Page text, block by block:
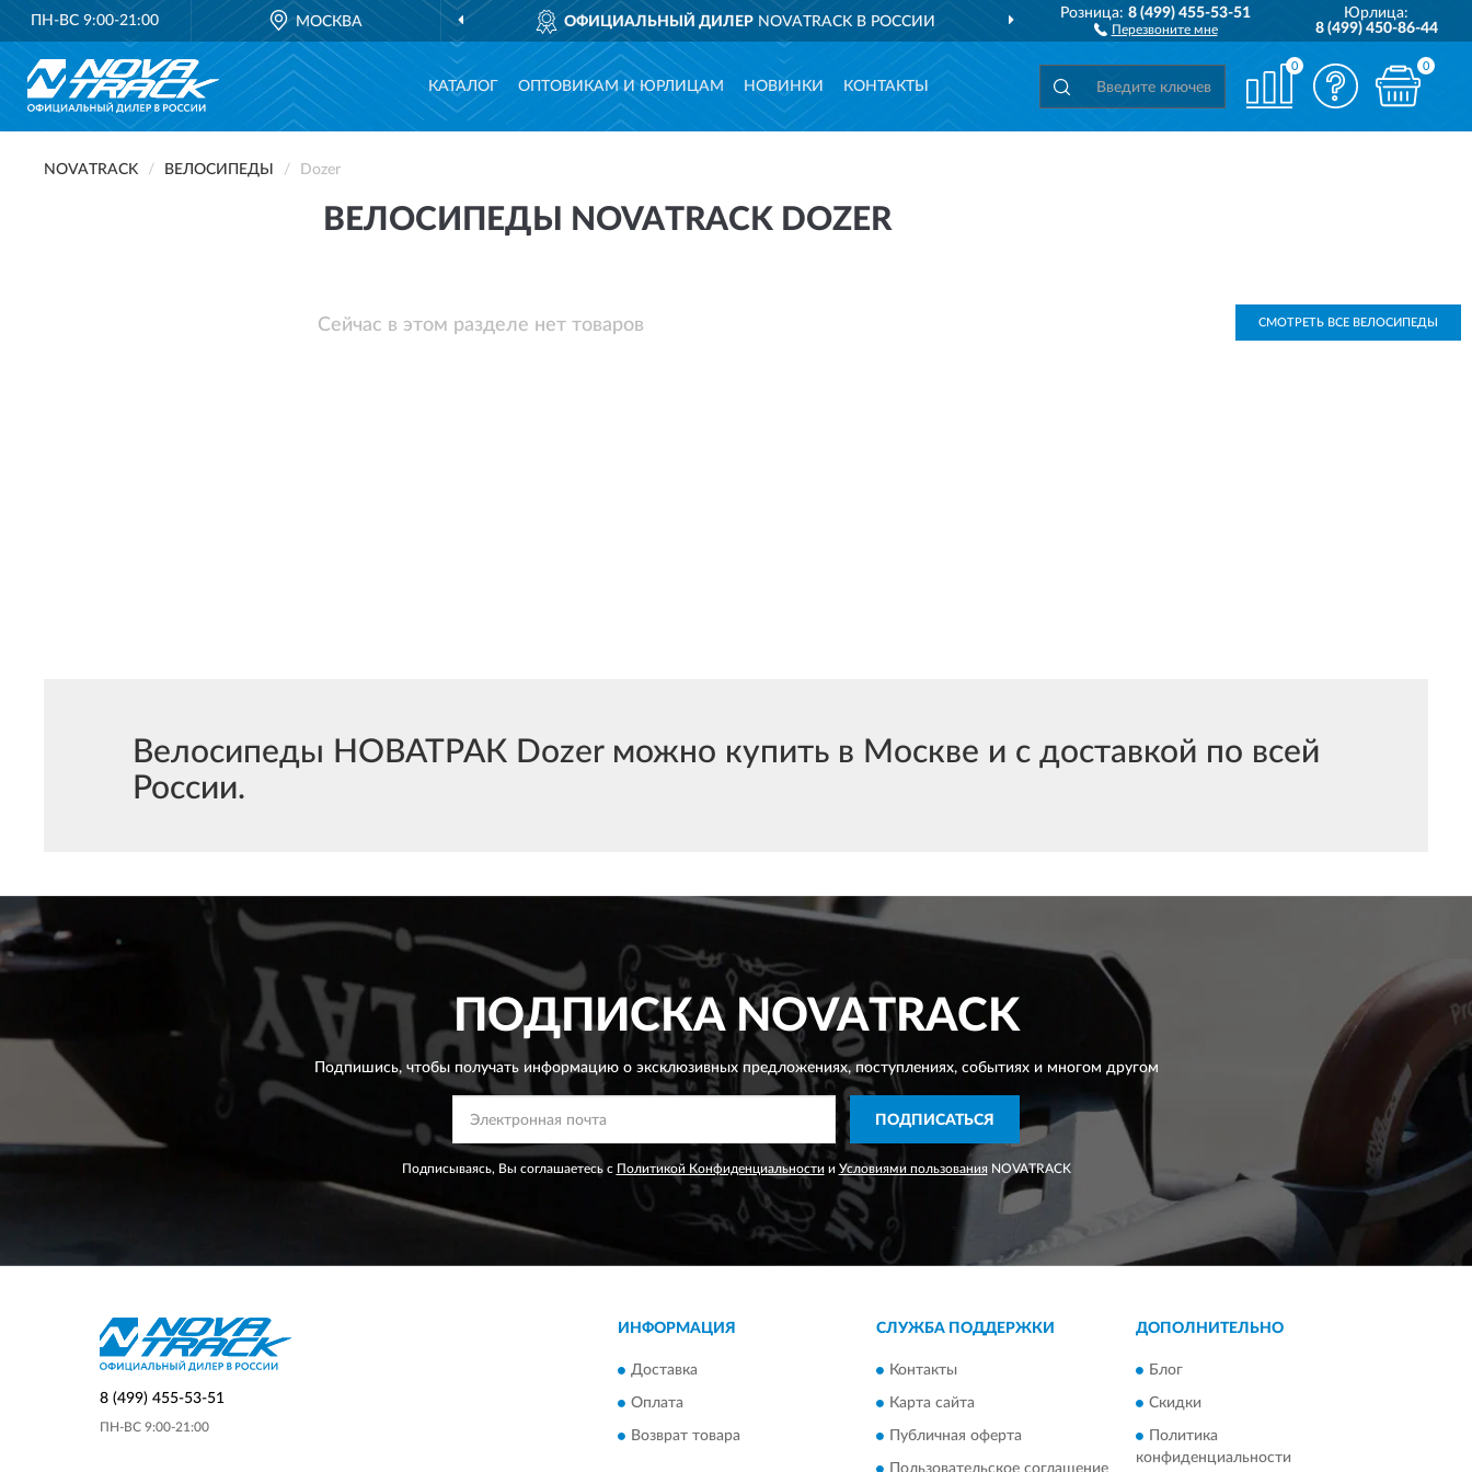
ПН-ВС 9:00-21:00 МОСКВА ОФИЦИАЛЬНЫЙ ДИЛЕР NOVATRACK В РОССИИ ДОСТАВИМ ПО ВСЕЙ РОССИИ
Розница:8 (499) 455-53-51
Перезвоните мне
Юрлица:
8 (499) 450-86-44
КАТАЛОГ ОПТОВИКАМ И ЮРЛИЦАМ НОВИНКИ КОНТАКТЫ
0 0
NOVATRACK ВЕЛОСИПЕДЫ Dozer
ВЕЛОСИПЕДЫ NOVATRACK DOZER
Сейчас в этом разделе нет товаров СМОТРЕТЬ ВСЕ ВЕЛОСИПЕДЫ
Велосипеды НОВАТРАК Dozer можно купить в Москве и с доставкой по всей
России.
ПОДПИСКАNOVATRACK
Подпишись, чтобы получать информацию о эксклюзивных предложениях,поступлениях, событиях и многом другом
ПОДПИСАТЬСЯ
Подписываясь, Вы соглашаетесь с Политикой Конфиденциальности и Условиями пользованияNOVATRACK
8 (499) 455-53-51
ПН-ВС 9:00-21:00
ИНФОРМАЦИЯ
Доставка
Оплата
Возврат товара
СЛУЖБА ПОДДЕРЖКИ
Контакты
Карта сайта
Публичная оферта
ДОПОЛНИТЕЛЬНО
Блог
Скидки
Политика
конфиденциальности